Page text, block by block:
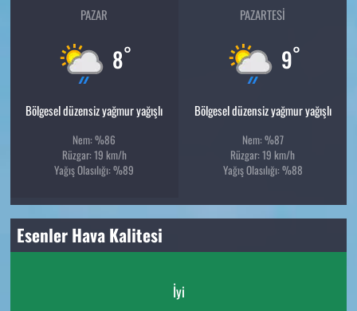
PAZAR
8°
Bölgesel düzensiz yağmur yağışlı
Nem: %86
Rüzgar: 19 km/h
Yağış Olasılığı: %89
PAZARTESI
9°
Bölgesel düzensiz yağmur yağışlı
Nem: %87
Rüzgar: 19 km/h
Yağış Olasılığı: %88
Esenler Hava Kalitesi
İyi